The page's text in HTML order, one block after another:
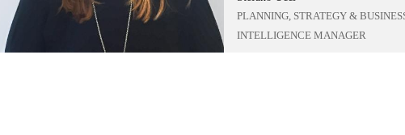
PLANNING, STRATEGY &
INTELLIGENCE MANAGER